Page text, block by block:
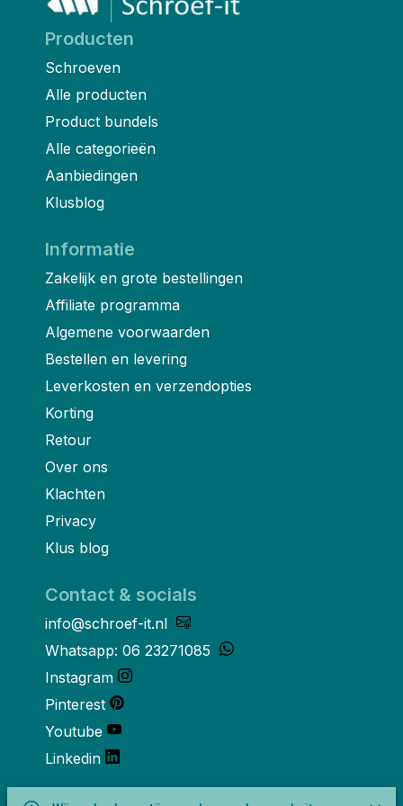
Producten
Schroeven
Alle producten
Product bundels
Alle categorieën
Aanbiedingen
Klusblog
Informatie
Zakelijk en grote bestellingen
Affiliate programma
Algemene voorwaarden
Bestellen en levering
Leverkosten en verzendopties
Korting
Retour
Over ons
Klachten
Privacy
Klus blog
Contact & socials
info@schroef-it.nl
Whatsapp: 06 23271085
Instagram
Pinterest
Youtube
Linkedin